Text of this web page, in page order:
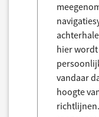
hier wordt
vandaar
hoogte